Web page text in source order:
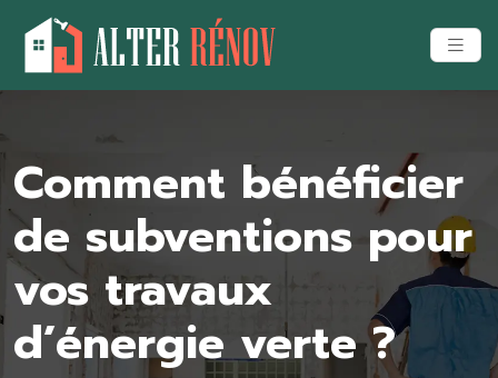
Comment bénéficier
de subventions pour
vos travaux
d’énergie verte ?